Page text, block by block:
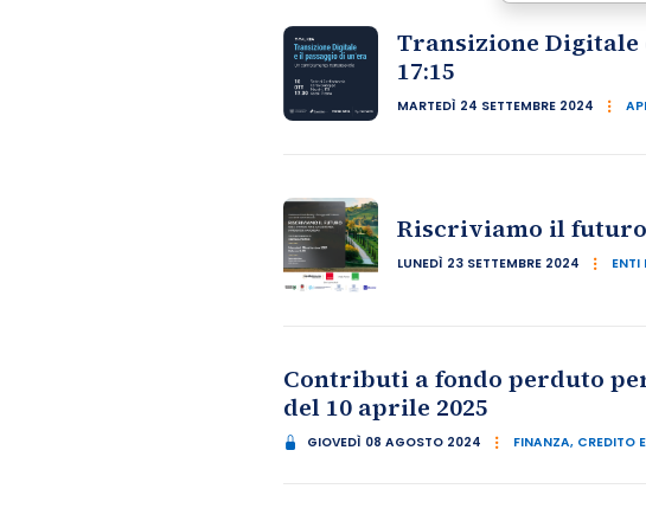
Transizione Digitale
17:15
MARTEDÌ 24 SETTEMBRE 2024
Riscriviamo il
LUNEDÌ 23 SETTEMBRE 2024 ENTI
Contributi a fondo perduto
del 10 aprile 2025
GIOVEDÌ 08 AGOSTO 2024 FINANZA, CREDITO